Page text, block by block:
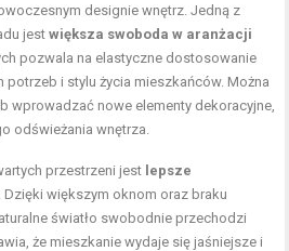
designie wnętrz. Jedną z
jestwiększa swoboda w aranżacji
pozwala na elastyczne dostosowanie
i stylu życia mieszkańców. Można
wprowadzać nowe elementy dekoracyjne,
odświeżania wnętrza.
przestrzeni jest lepsze
. Dzięki większym oknom oraz braku
światło swobodnie przechodzi
że mieszkanie wydaje się jaśniejsze i